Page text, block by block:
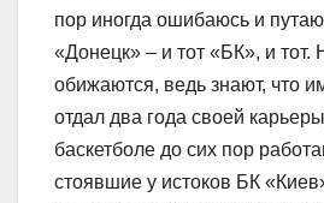
пор иногда ошибаюсь и
«Донецк» – и тот «БК», и тот.
обижаются, ведь знают, что
отдал два года своей
баскетболе до сих пор
стоявшие у истоков БК